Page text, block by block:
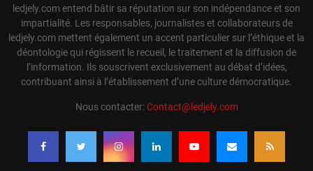
ledjely.com entend bâtir sa réputation sur son indépendance et son
impartialité. Les responsables, journalistes et collaborateurs de
ledjely.com mettent également un accent particulier sur l’éthique et la
déontologie qui régissent le recueil, le traitement et la diffusion de
l’information. Ils souscrivent exclusivement au débat d’idées,
contribuant ainsi à l’établissement d’une culture démocratique.
Nous contacter:Contact@ledjely.com